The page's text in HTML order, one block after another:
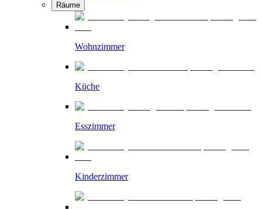
Räume
Wohnzimmer
Küche
Esszimmer
Kinderzimmer